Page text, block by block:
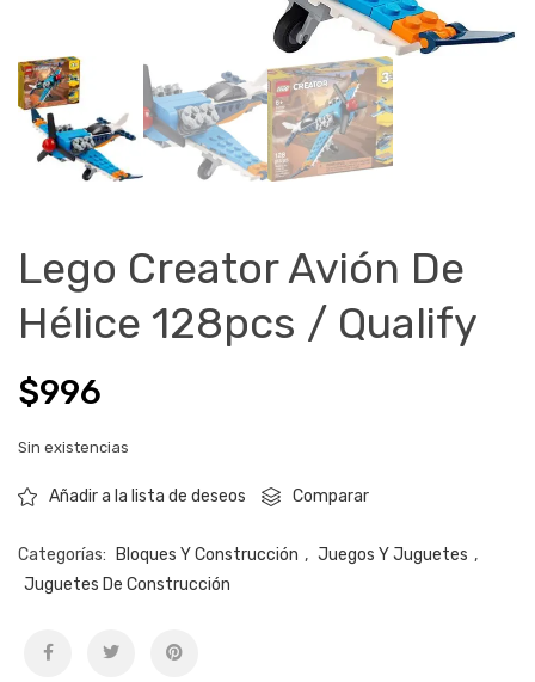
Lego Creator Avión De
Hélice 128pcs / Qualify
$996
Sin existencias
Añadir a la lista de deseos Comparar
Categorías: Bloques Y Construcción , Juegos Y Juguetes ,
Juguetes De Construcción